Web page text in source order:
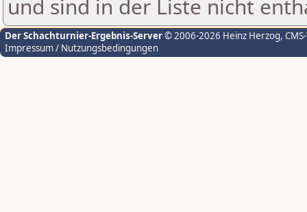
und sind in der Liste nicht
Der Schachturnier-Ergebnis-Server© 2006-2026 Heinz Herzog,
Impressum / Nutzungsbedingungen